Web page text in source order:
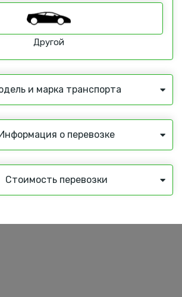
Другой
и марка транспорта
о перевозке
Стоимость перевозки